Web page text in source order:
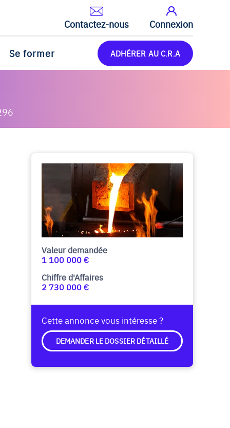
Contactez-nous Connexion
Se former ADHÉRER AU C.R.A
Valeur demandée
1 100 000 €
Chiffre d'Affaires
2 730 000 €
Cette annonce vous intéresse ?
DEMANDER LE DOSSIER DÉTAILLÉ